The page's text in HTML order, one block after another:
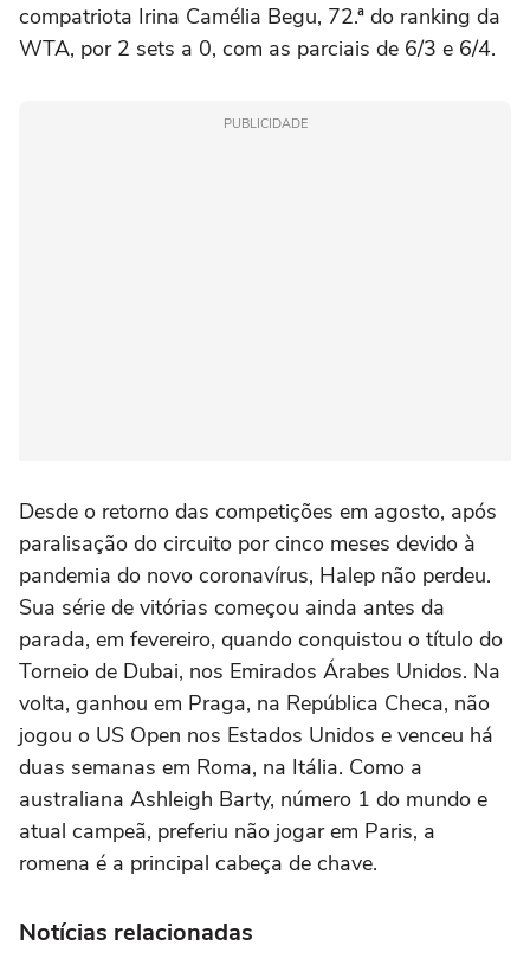
compatriota Irina Camélia Begu, 72.ª do ranking da
WTA, por 2 sets a 0, com as parciais de 6/3 e 6/4.
PUBLICIDADE
Desde o retorno das competições em agosto, após
paralisação do circuito por cinco meses devido à
pandemia do novo coronavírus, Halep não perdeu.
Sua série de vitórias começou ainda antes da
parada, em fevereiro, quando conquistou o título do
Torneio de Dubai, nos Emirados Árabes Unidos. Na
volta, ganhou em Praga, na República Checa, não
jogou o US Open nos Estados Unidos e venceu há
duas semanas em Roma, na Itália. Como a
australiana Ashleigh Barty, número 1 do mundo e
atual campeã, preferiu não jogar em Paris, a
romena é a principal cabeça de chave.
Notícias relacionadas